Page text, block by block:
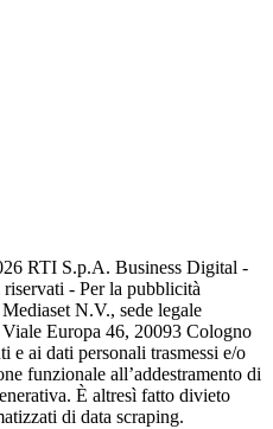
RTI S.p.A. Business Digital -
- Per la pubblicità
N.V., sede legale
Europa 46, 20093 Cologno
e ai dati personali trasmessi e/o
funzionale all’addestramento di
È altresì fatto divieto
di data scraping.